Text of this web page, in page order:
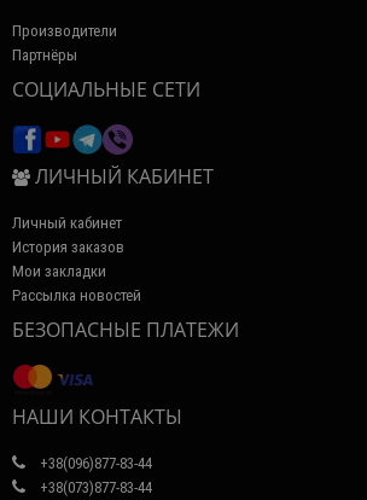
Производители
Партнёры
СОЦИАЛЬНЫЕ СЕТИ
ЛИЧНЫЙ КАБИНЕТ
Личный кабинет
История заказов
Мои закладки
Рассылка новостей
БЕЗОПАСНЫЕ ПЛАТЕЖИ
НАШИ КОНТАКТЫ
+38(096)877-83-44
+38(073)877-83-44